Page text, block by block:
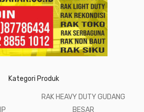
Kategori Produk
RAK HEAVY DUTY GUDANG
BESAR